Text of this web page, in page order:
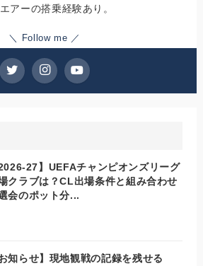
アーの搭乗経験あり。
＼ Follow me ／
2026-27】UEFAチャンピオンズリーグ
クラブは？CL出場条件と組み合わせ
会のポット分...
お知らせ】現地観戦の記録を残せる